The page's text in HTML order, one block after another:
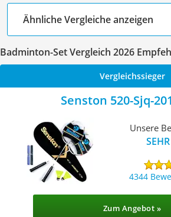
Ähnliche Vergleiche anzeigen
Badminton-Set Vergleich 2026
Vergleichssieger
Senston 520-Sjq-
Unsere
4344
Zum Angebot »